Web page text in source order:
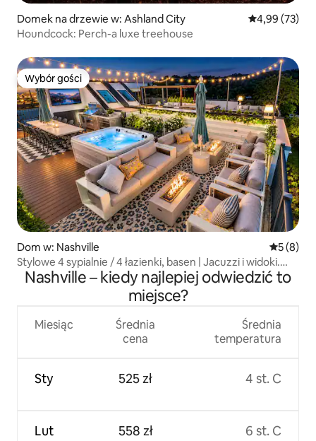
Domek na drzewie w: Ashland City Średnia
4,99 (73)
Houndcock: Perch-a luxe treehouse
Wybór gości
Wybór gości
Dom w: Nashville Średnia
5 (8)
Stylowe 4 sypialnie / 4 łazienki, basen | Jacuzzi i widoki.
11 łóżek!
Nashville – kiedy najlepiej odwiedzić to
miejsce?
Miesiąc
Sty
Lut
Średnia
cena
525 zł
558 zł
Średnia
temperatura
4 st. C
6 st. C